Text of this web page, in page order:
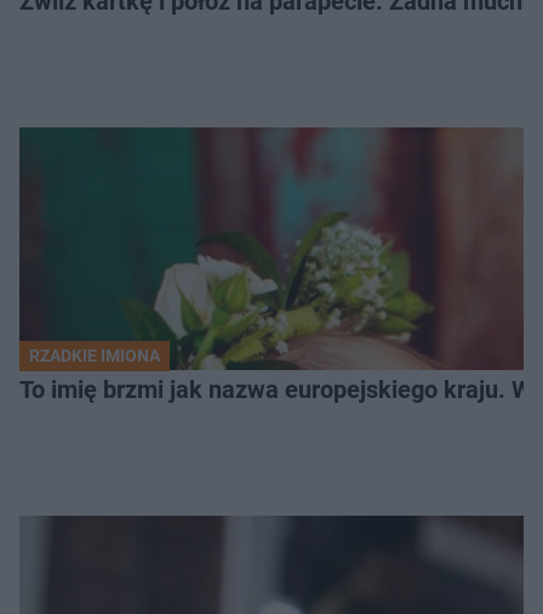
RZADKIE IMIONA
To imię brzmi jak nazwa europejskiego kraju.